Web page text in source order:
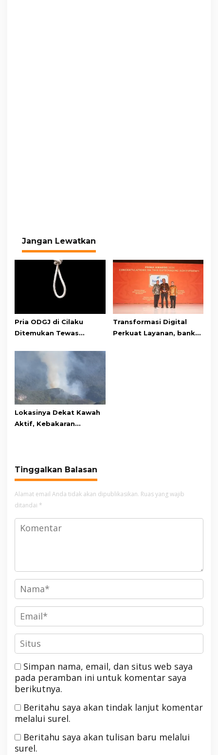
Jangan Lewatkan
Pria ODGJ di Cilaku
Ditemukan Tewas
Transformasi Digital
Perkuat Layanan, bank
Lokasinya Dekat Kawah
Aktif, Kebakaran
Tinggalkan Balasan
Alamat email Anda tidak akan dipublikasikan. Ruas yang wajib
ditandai *
Simpan nama, email, dan situs web saya
pada peramban ini untuk komentar saya
berikutnya.
Beritahu saya akan tindak lanjut komentar
melalui surel.
Beritahu saya akan tulisan baru melalui
surel.